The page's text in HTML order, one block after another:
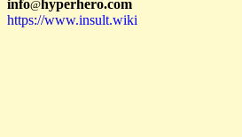
info@hyperhero.com
https://www.insult.wiki